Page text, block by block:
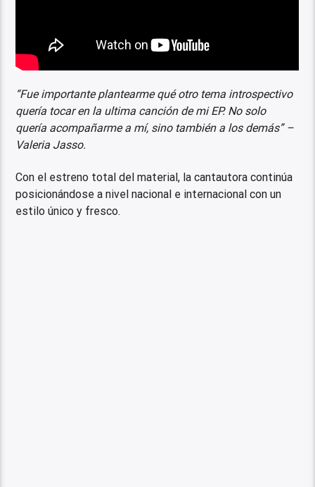
“Fue importante plantearme qué otro tema introspectivo
quería tocar en la ultima canción de mi EP. No solo
quería acompañarme a mí, sino también a los demás” –
Valeria Jasso.
Con el estreno total del material, la cantautora continúa
posicionándose a nivel nacional e internacional con un
estilo único y fresco.